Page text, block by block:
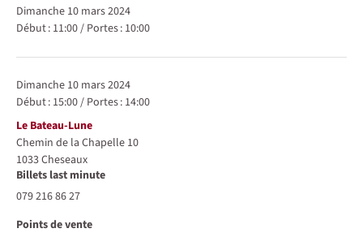
dimanche 10 mars 2024
Début : 11:00/ Portes : 10:00
dimanche 10 mars 2024
Début : 15:00/ Portes : 14:00
Lieu
Le Bateau-Lune
Chemin de la Chapelle 10
1033Cheseaux
Billets last minute
079 216 86 27
Points de vente